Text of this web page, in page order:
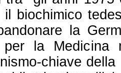
il biochimico
la
per la
chiave